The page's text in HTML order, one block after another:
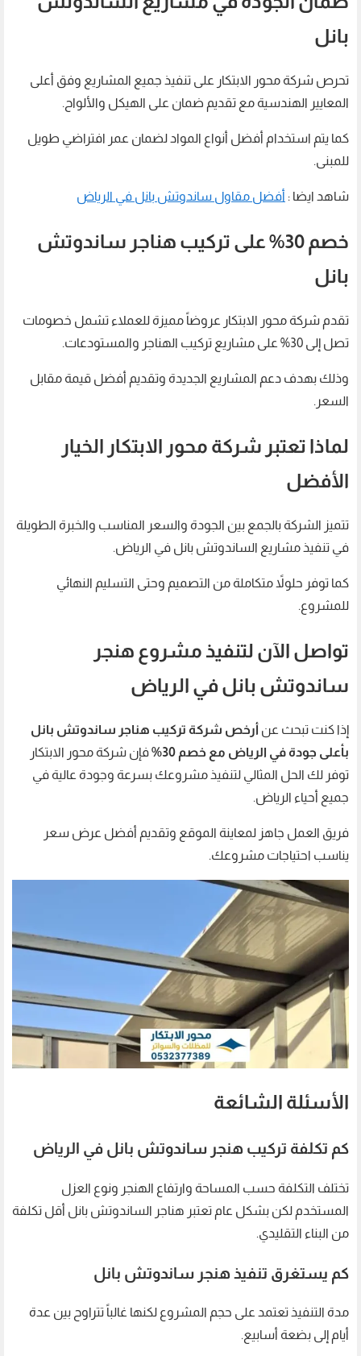
بانل
تحرص شركة محور الابتكار على تنفيذ جميع المشاريع وفق أعلى
المعايير الهندسية مع تقديم ضمان على الهيكل والألواح.
كما يتم استخدام أفضل أنواع المواد لضمان عمر افتراضي طويل
للمبنى.
شاهد ايضا : أفضل مقاول ساندوتش بانل في الرياض
خصم 30% على تركيب هناجر ساندوتش
بانل
تقدم شركة محور الابتكار عروضاً مميزة للعملاء تشمل خصومات
تصل إلى 30% على مشاريع تركيب الهناجر والمستودعات.
وذلك بهدف دعم المشاريع الجديدة وتقديم أفضل قيمة مقابل
السعر.
لماذا تعتبر شركة محور الابتكار الخيار
الأفضل
تتميز الشركة بالجمع بين الجودة والسعر المناسب والخبرة الطويلة
في تنفيذ مشاريع الساندوتش بانل في الرياض.
كما توفر حلولاً متكاملة من التصميم وحتى التسليم النهائي
للمشروع.
تواصل الآن لتنفيذ مشروع هنجر
ساندوتش بانل في الرياض
إذا كنت تبحث عن أرخص شركة تركيب هناجر ساندوتش بانل
بأعلى جودة في الرياض مع خصم 30%
فإن شركة محور الابتكار
توفر لك الحل المثالي لتنفيذ مشروعك بسرعة وجودة عالية في
جميع أحياء الرياض.
فريق العمل جاهز لمعاينة الموقع وتقديم أفضل عرض سعر
يناسب احتياجات مشروعك.
الأسئلة الشائعة
كم تكلفة تركيب هنجر ساندوتش بانل في الرياض
تختلف التكلفة حسب المساحة وارتفاع الهنجر ونوع العزل
المستخدم لكن بشكل عام تعتبر هناجر الساندوتش بانل أقل تكلفة
من البناء التقليدي.
كم يستغرق تنفيذ هنجر ساندوتش بانل
مدة التنفيذ تعتمد على حجم المشروع لكنها غالباً تتراوح بين عدة
أيام إلى بضعة أسابيع.